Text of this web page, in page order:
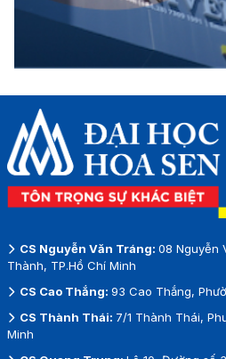
CS Nguyễn Văn Tráng: 08 Nguyễn
Thành, TP.Hồ Chí Minh
CS Cao Thắng: 93 Cao Thắng,
CS Thành Thái: 7/1 Thành Thái,
Minh